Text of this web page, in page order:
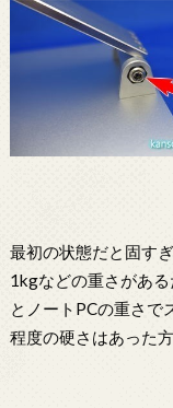
最初の状態だと固す
1kgなどの重さがあ
とノートPCの重さで
程度の硬さはあった